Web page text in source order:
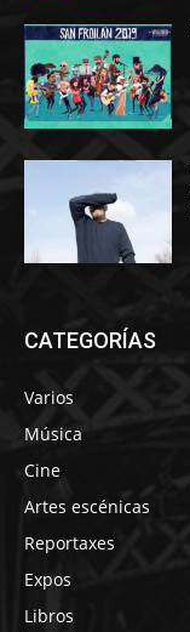
CATEGORÍAS
Varios
Música
Cine
Artes escénicas
Reportaxes
Expos
Libros